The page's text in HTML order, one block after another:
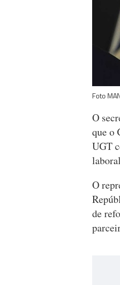
Foto
O
que o
UGT
O
de